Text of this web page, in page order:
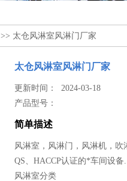
>> 太仓风淋室风淋门厂家
太仓风淋室风淋门厂家
更新时间： 2024-03-18
产品型号：
简单描述
风淋室，风淋门，风淋机，
QS、HACCP认证的*车间设备.
风淋室分类